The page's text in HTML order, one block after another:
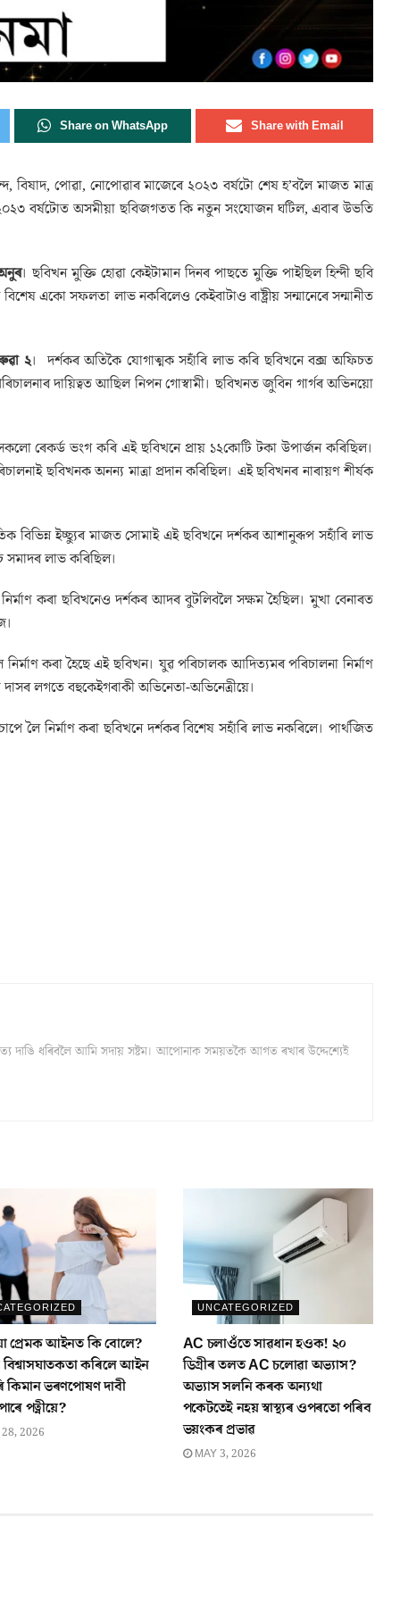
Share on WhatsApp Share with Email
বিষাদ, পোৱা, নোপোৱাৰ মাজেৰে ২০২৩ বৰ্ষটো শেষ হ’বলৈ মাজত মাত্ৰ
বৰ্ষটোত অসমীয়া ছবিজগতত কি নতুন সংযোজন ঘটিল, এবাৰ উভতি
। ছবিখন মুক্তি হোৱা কেইটামান দিনৰ পাছতে মুক্তি পাইছিল হিন্দী ছবি
একো সফলতা লাভ নকৰিলেও কেইবাটাও ৰাষ্ট্ৰীয় সন্মানেৰে সন্মানীত
২। দৰ্শকৰ অতিকৈ যোগাত্মক সহাঁৰি লাভ কৰি ছবিখনে বক্স অফিচত
দায়িত্বত আছিল নিপন গোস্বামী। ছবিখনত জুবিন গাৰ্গৰ অভিনয়ো
ৰেকৰ্ড ভংগ কৰি এই ছবিখনে প্ৰায় ১২কোটি টকা উপাৰ্জন কৰিছিল।
ছবিখনক অনন্য মাত্ৰা প্ৰদান কৰিছিল। এই ছবিখনৰ নাৰায়ণ শীৰ্ষক
বিভিন্ন ইচ্ছ্যুৰ মাজত সোমাই এই ছবিখনে দৰ্শকৰ আশানুৰূপ সহাঁৰি লাভ
লাভ কৰিছিল।
কৰা ছবিখনেও দৰ্শকৰ আদৰ বুটলিবলৈ সক্ষম হৈছিল। মুখা বেনাৰত
নিৰ্মাণ কৰা হৈছে এই ছবিখন। যুৱ পৰিচালক আদিত্যমৰ পৰিচালনা নিৰ্মাণ
লগতে বহুকেইগৰাকী অভিনেতা-অভিনেত্ৰীয়ে।
লৈ নিৰ্মাণ কৰা ছবিখনে দৰ্শকৰ বিশেষ সহাঁৰি লাভ নকৰিলে। পাৰ্থজিত
দাঙি ধৰিবলৈ আমি সদায় সষ্টম। আপোনাক সময়তকৈ আগত ৰখাৰ উদ্দেশ্যেই
প্ৰেমক আইনত কি বোলে?
বিশ্বাসঘাতকতা কৰিলে আইন
কিমান ভৰণপোষণ দাবী
পত্নীয়ে?
2026
UNCATEGORIZED
AC চলাওঁতে সাৱধান হওক! ২০
ডিগ্ৰীৰ তলত AC চলোৱা অভ্যাস?
অভ্যাস সলনি কৰক অন্যথা
পকেটতেই নহয় স্বাস্থ্যৰ ওপৰতো পৰিব
ভয়ংকৰ প্ৰভাৱ
MAY 3, 2026